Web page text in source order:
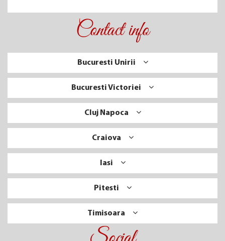
Contact info
Bucuresti Unirii
Bucuresti Victoriei
Cluj Napoca
Craiova
Iasi
Pitesti
Timisoara